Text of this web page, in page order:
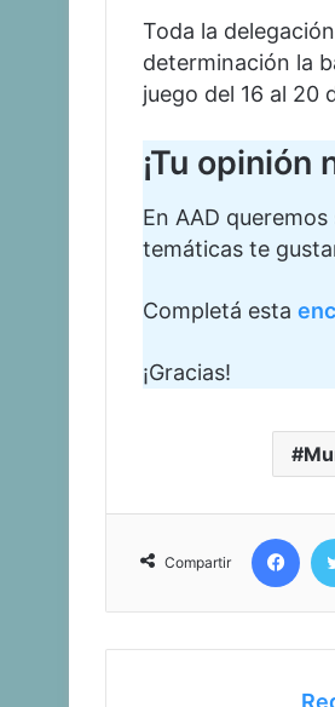
Toda la
determinación la
juego del 16 al 20
¡Tu opinión
En AAD
temáticas te
Completá esta
¡Gracias!
Compartir